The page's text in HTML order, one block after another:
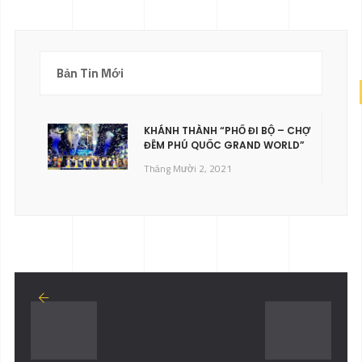
Bản Tin Mới
KHÁNH THÀNH “PHỐ ĐI BỘ – CHỢ
ĐÊM PHÚ QUỐC GRAND WORLD”
Tháng Mười 2, 2021